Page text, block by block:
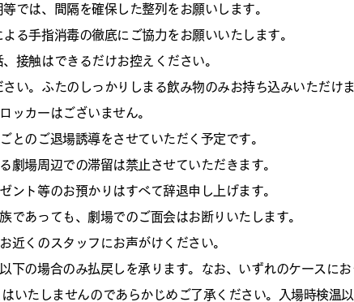
は、間隔を確保した整列をお願いします。
手指消毒の徹底にご協力をお願いいたします。
触はできるだけお控えください。
い。ふたのしっかりしまる飲み物のみお持ち込みいただけ
カーはございません。
のご退場誘導をさせていただく予定です。
場周辺での滞留は禁止させていただきます。
ト等のお預かりはすべて辞退申し上げます。
あっても、劇場でのご面会はお断りいたします。
くのスタッフにお声がけください。
の場合のみ払戻しを承ります。なお、いずれのケースに
いたしませんのであらかじめご了承ください。入場時検温